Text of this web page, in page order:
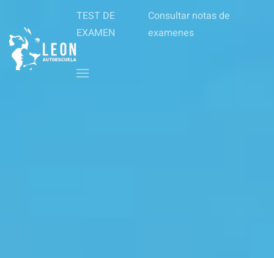
Skip to main content
TEST DE
EXAMEN
Consultar notas de
examenes